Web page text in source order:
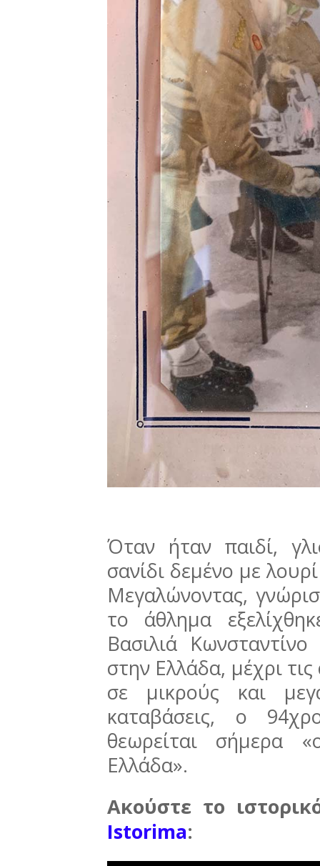
Όταν ήταν παιδί,
σανίδι δεμένο με
Μεγαλώνοντας,
το άθλημα
Βασιλιά
στην Ελλάδα, μέχρι
σε μικρούς και
καταβάσεις, ο
θεωρείται σήμερα
Ελλάδα».
Ακούστε το
Istorima: